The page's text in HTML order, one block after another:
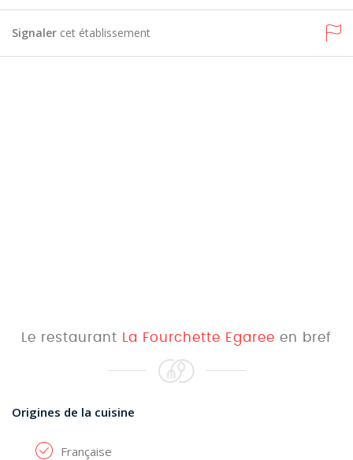
Signaler cet établissement
Le restaurant La Fourchette Egaree en bref
Origines de la cuisine
Française